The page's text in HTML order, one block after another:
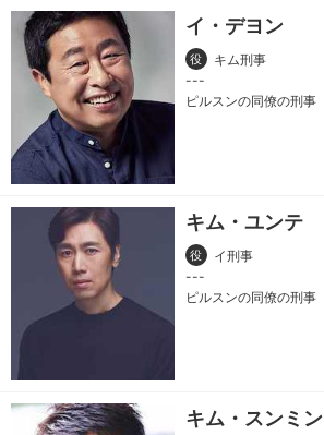
イ・デヨン
役 キム刑事
ピルスンの同僚の刑事
キム・ユンテ
役 イ刑事
ピルスンの同僚の刑事
キム・スンミン